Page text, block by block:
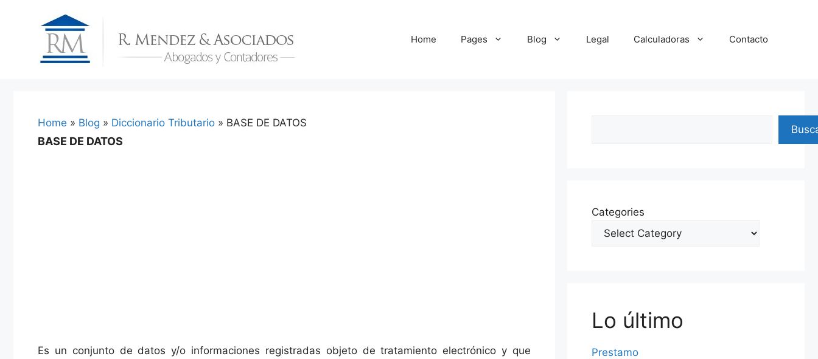
Home Pages Blog Legal Calculadoras Contacto
Home » Blog » Diccionario Tributario » BASE DE DATOS
BASE DE DATOS
Es un conjunto de datos y/o informaciones registradas objeto de tratamiento electrónico y que
Categories
Lo último
Prestamo